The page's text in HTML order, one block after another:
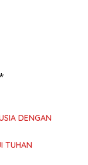
DENGAN
TUHAN